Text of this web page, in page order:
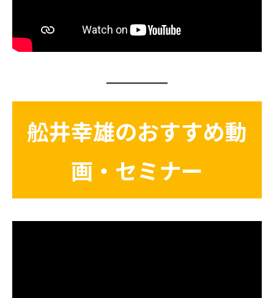
舩井幸雄のおすすめ動
画・セミナー